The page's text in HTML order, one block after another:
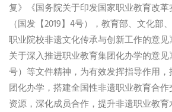
复》《国务院关于印发国家职业教育改革
（国发【2019】4号），教育部、文化部
职业院校非遗文化传承与创新工作的意
关于深入推进职业教育集团化办学的意见
号）等文件精神，为有效发挥指导作用
团化办学，搭建全国性非遗职业教育合
资源，深化成员合作，提升非遗职业教